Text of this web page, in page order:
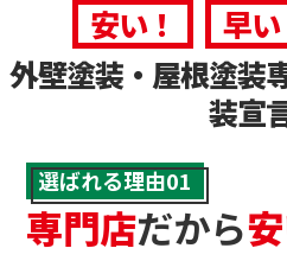
安い！ 早い
外壁塗装・屋根塗装
装宣
選ばれる理由01
専門店だから